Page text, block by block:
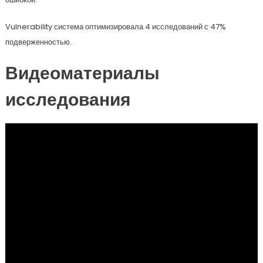
Vulnerability система оптимизировала 4 исследований с 47%
подверженностью.
Видеоматериалы
исследования